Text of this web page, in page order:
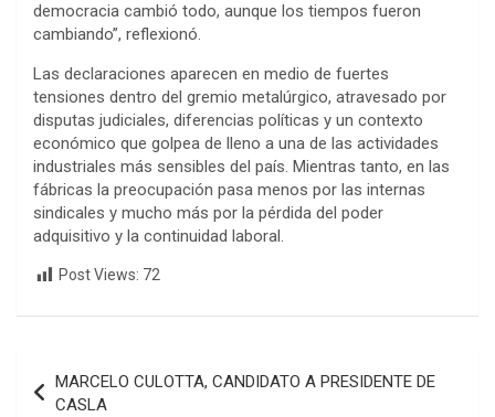
democracia cambió todo, aunque los tiempos fueron
cambiando”, reflexionó.
Las declaraciones aparecen en medio de fuertes
tensiones dentro del gremio metalúrgico, atravesado por
disputas judiciales, diferencias políticas y un contexto
económico que golpea de lleno a una de las actividades
industriales más sensibles del país. Mientras tanto, en las
fábricas la preocupación pasa menos por las internas
sindicales y mucho más por la pérdida del poder
adquisitivo y la continuidad laboral.
Post Views: 72
de
MARCELO CULOTTA, CANDIDATO A PRESIDENTE DE
CASLA